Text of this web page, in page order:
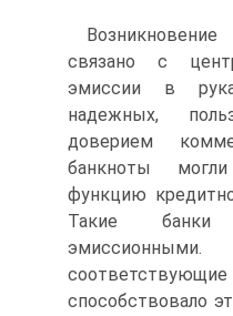
связано с
эмиссии в
надежных,
доверием
банкноты
функцию
Такие банки
эмиссионными.
способствовало